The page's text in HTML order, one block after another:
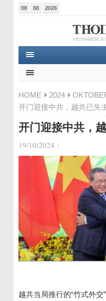
08 08 2026
HOME 2024
开门迎接中共，越共已失
开门迎接中共，
19/10/2024 |
越共当局推行的“竹式外交”